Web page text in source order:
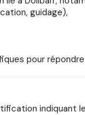
guidage),
pour
indiquant le